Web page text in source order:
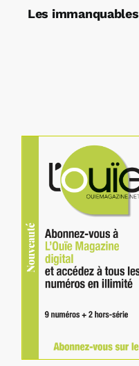
Les immanquables